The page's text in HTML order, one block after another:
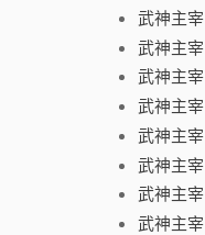
武神主宰
武神主宰
武神主宰
武神主宰
武神主宰
武神主宰
武神主宰
武神主宰